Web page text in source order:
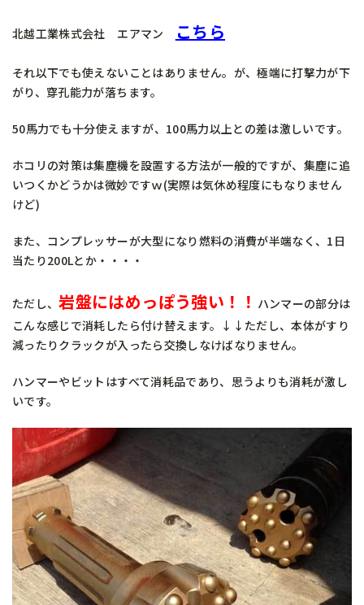
北越工業株式会社 エアマン こちら
それ以下でも使えないことはありません。が、極端に打撃力が下
がり、穿孔能力が落ちます。
50馬力でも十分使えますが、100馬力以上との差は激しいです。
ホコリの対策は集塵機を設置する方法が一般的ですが、集塵に追
いつくかどうかは微妙ですｗ(実際は気休め程度にもなりません
けど)
また、コンプレッサーが大型になり燃料の消費が半端なく、1日
当たり200Lとか・・・・
ただし、岩盤にはめっぽう強い！！ ハンマーの部分は
こんな感じで消耗したら付け替えます。↓↓ただし、本体がすり
減ったりクラックが入ったら交換しなけばなりません。
ハンマーやビットはすべて消耗品であり、思うよりも消耗が激し
いです。